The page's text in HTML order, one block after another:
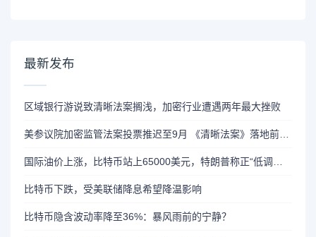
最新发布
区域银行游说致清晰法案搁浅，加密行业遭遇两年最大挫败
比特币下跌，受美联储降息希望降温影响
比特币隐含波动率降至36%：暴风雨前的宁静？